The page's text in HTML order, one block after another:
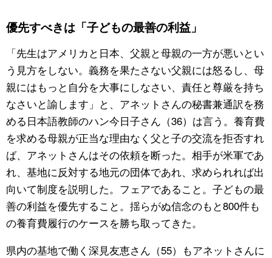
優先すべきは「子どもの最善の利益」
「先生はアメリカと日本、父親と母親の一方が悪いとい
う見方をしない。義務を果たさない父親には怒るし、母
親にはもっと自分を大事にしなさい、責任と尊厳を持ち
なさいと諭します」と、アネットさんの秘書兼通訳を務
める日本語教師のハン今日子さん（36）は言う。養育費
を求める母親が正当な理由なく父と子の交流を拒否すれ
ば、アネットさんはその依頼を断った。相手が米軍であ
れ、基地に反対する地元の団体であれ、求められれば出
向いて制度を説明した。フェアであること。子どもの最
善の利益を優先すること。揺らがぬ信念のもと800件も
の養育費履行のケースを勝ち取ってきた。
県内の基地で働く深見友恵さん（55）もアネットさんに